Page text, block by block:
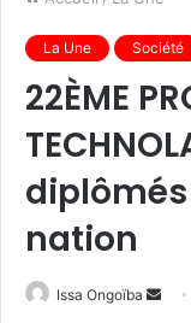
La Une Société
22ÈME
nation
Issa Ongoïba